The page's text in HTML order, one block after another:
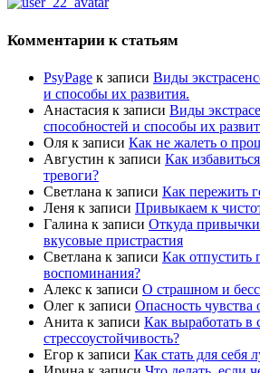
Комментарии к статьям
PsyPage к записи Виды
и способы их развития.
Анастасия к записи Виды
способностей и способы их
Оля к записи Как не жалеть о
Августин к записи Как
тревоги?
Светлана к записи Как пережить
Леня к записи Привыкаем к
Галина к записи Откуда
вкусовые пристрастия
Светлана к записи Как отпустить
воспоминания?
Алекс к записи О страшном и
Олег к записи Опасность чувства
Анита к записи Как выработать в
стрессоустойчивость?
Егор к записи Как стать для себя